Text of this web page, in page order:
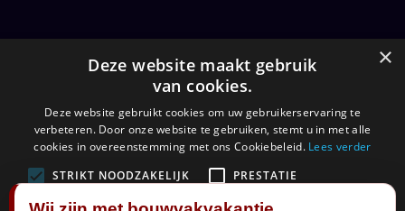
Hou mij op de hoogte over nieuwe trappen
Aanmelden
×
Deze website maakt gebruik
van cookies.
Deze website gebruikt cookies om uw gebruikerservaring te
verbeteren. Door onze website te gebruiken, stemt u in met alle
cookies in overeenstemming met ons Cookiebeleid. Lees verder
STRIKT NOODZAKELIJK
PRESTATIE